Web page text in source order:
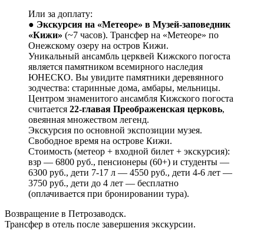
Или за доплату:
● Экскурсия на «Метеоре» в Музей-заповедник
«Кижи» (~7 часов). Трансфер на «Метеоре» по
Онежскому озеру на остров Кижи.
Уникальный ансамбль церквей Кижского погоста
является памятником всемирного наследия
ЮНЕСКО. Вы увидите памятники деревянного
зодчества: старинные дома, амбары, мельницы.
Центром знаменитого ансамбля Кижского погоста
считается 22-главая Преображенская церковь,
овеянная множеством легенд.
Экскурсия по основной экспозиции музея.
Свободное время на острове Кижи.
Стоимость (метеор + входной билет + экскурсия):
взр — 6800 руб., пенсионеры (60+) и студенты —
6300 руб., дети 7-17 л — 4550 руб., дети 4-6 лет —
3750 руб., дети до 4 лет — бесплатно
(оплачивается при бронировании тура).
Возвращение в Петрозаводск.
Трансфер в отель после завершения экскурсии.